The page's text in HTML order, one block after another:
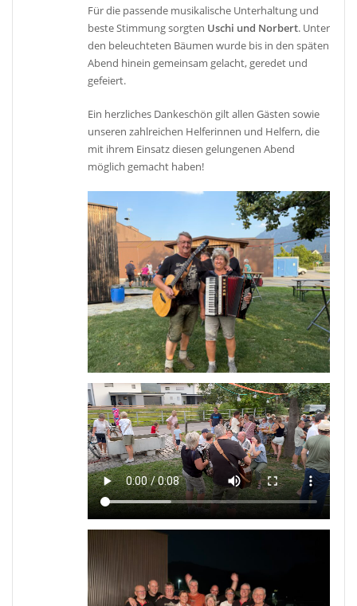
Für die passende musikalische Unterhaltung und
beste Stimmung sorgten Uschi und Norbert. Unter
den beleuchteten Bäumen wurde bis in den späten
Abend hinein gemeinsam gelacht, geredet und
gefeiert.
Ein herzliches Dankeschön gilt allen Gästen sowie
unseren zahlreichen Helferinnen und Helfern, die
mit ihrem Einsatz diesen gelungenen Abend
möglich gemacht haben!